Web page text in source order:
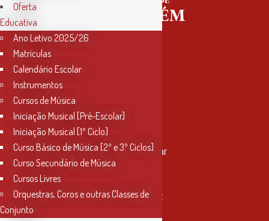
Contactos
Rua Miguel Bombarda, nº 4, 1º andar
2000-080 Santarém
info@conservatoriosantarem.pt
Oferta
Educativa
Ano Letivo 2025/26
Matrículas
Calendário Escolar
Instrumentos
Cursos de Música
Iniciação Musical [Pré-Escolar]
Iniciação Musical [1º Ciclo]
Curso Básico de Música [2º e 3º Ciclos]
Curso Secundário de Música
Cursos Livres
Orquestras, Coros e outras Classes de
Conjunto